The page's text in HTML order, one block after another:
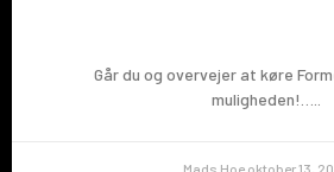
Går du og overvejer at køre
muligheden!…..
Mads Hoe oktober 13,